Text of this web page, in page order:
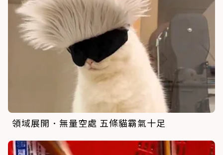
領域展開．無量空處 五條貓霸氣十足